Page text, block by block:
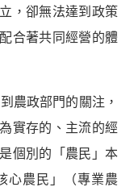
，卻無法達到政策
合著共同經營的體
農政部門的關注，
實存的、主流的經
個別的「農民」本
心農民」（專業農